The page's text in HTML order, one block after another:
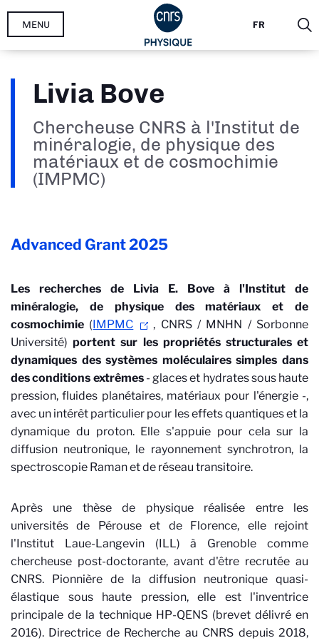
Aller
FR
MENU
Livia Bove
Chercheuse CNRS à l'Institut de
minéralogie, de physique des
matériaux et de cosmochimie
(IMPMC)
Advanced Grant2025
Les recherches de Livia E. Bove à l'Institut de
minéralogie, de physique des matériaux et de
cosmochimie (IMPMC
, CNRS / MNHN / Sorbonne
Université)portent sur les propriétés structurales et
dynamiques des systèmes moléculaires simples dans
des conditions extrêmes- glaces et hydrates sous haute
pression, fluides planétaires, matériaux pour l'énergie -,
avec un intérêt particulier pour les effets quantiques et la
dynamique du proton. Elle s'appuie pour cela sur la
diffusion neutronique, le rayonnement synchrotron, la
spectroscopie Raman et de réseau transitoire.
Après une thèse de physique réalisée entre les
universités de Pérouse et de Florence, elle rejoint
l'Institut Laue-Langevin (ILL) à Grenoble comme
chercheuse post-doctorante, avant d'être recrutée au
CNRS. Pionnière de la diffusion neutronique quasi-
élastique sous haute pression, elle est l'inventrice
principale de la technique HP-QENS (brevet délivré en
2016). Directrice de Recherche au CNRS depuis 2018,